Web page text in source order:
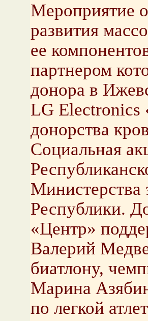
Мероприятие
развития
ее
партнером
донора в
LG Electronics
донорства
Социальная
Министерства
Республики.
«Центр»
Валерий
биатлону,
Марина
по легкой